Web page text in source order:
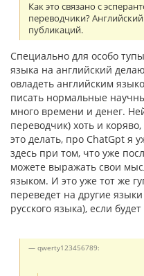
Как это связано с
переводчики?
публикаций.
Специально для особо
языка на английский
овладеть английским
писать нормальные
много времени и денег.
переводчик) хоть и
это делать, про ChatGpt я
здесь при том, что уже
можете выражать свои
языком. И это уже тот же
переведет на другие
русского языка), если
qwerty123456789: